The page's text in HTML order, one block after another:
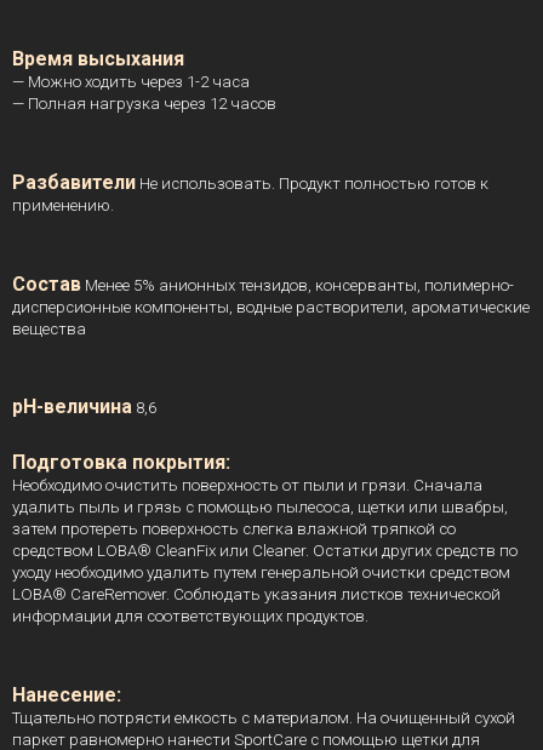
Время высыхания
— Можно ходить через 1-2 часа
— Полная нагрузка через 12 часов
Разбавители Не использовать. Продукт полностью готов к
применению.
Состав Менее 5% анионных тензидов, консерванты, полимерно-
дисперсионные компоненты, водные растворители, ароматические
вещества
pH-величина 8,6
Подготовка покрытия:
Необходимо очистить поверхность от пыли и грязи. Сначала
удалить пыль и грязь с помощью пылесоса, щетки или швабры,
затем протереть поверхность слегка влажной тряпкой со
средством LOBA® CleanFix или Cleaner. Остатки других средств по
уходу необходимо удалить путем генеральной очистки средством
LOBA® CareRemover. Соблюдать указания листков технической
информации для соответствующих продуктов.
Нанесение:
Тщательно потрясти емкость с материалом. На очищенный сухой
паркет равномерно нанести SportCare с помощью щетки для